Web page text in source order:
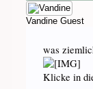
Vandine Guest
was
Klicke in